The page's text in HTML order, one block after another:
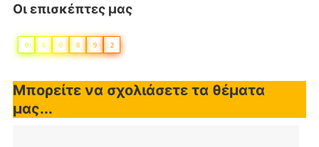
Οι επισκέπτες μας
0 6 0 8 9 2
Μπορείτε να σχολιάσετε τα θέματα
μας...